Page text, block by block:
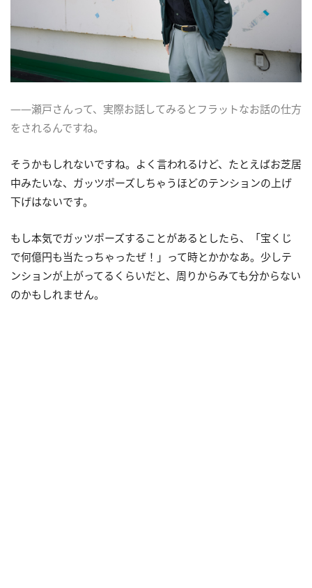
――瀬戸さんって、実際お話してみるとフラットなお話の仕方
をされるんですね。
そうかもしれないですね。よく言われるけど、たとえばお芝居
中みたいな、ガッツポーズしちゃうほどのテンションの上げ
下げはないです。
もし本気でガッツポーズすることがあるとしたら、「宝くじ
で何億円も当たっちゃったぜ！」って時とかかなあ。少しテ
ンションが上がってるくらいだと、周りからみても分からない
のかもしれません。